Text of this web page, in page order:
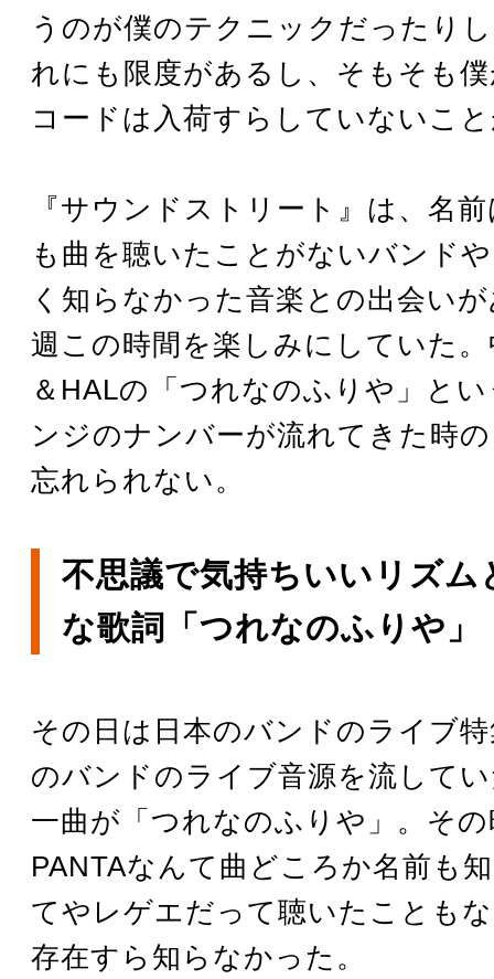
うのが僕のテクニックだったり
れにも限度があるし、そもそも
コードは入荷すらしていないこ
『サウンドストリート』は、名
も曲を聴いたことがないバンド
く知らなかった音楽との出会い
週この時間を楽しみにしていた
＆HALの「つれなのふりや」と
ンジのナンバーが流れてきた時
忘れられない。
不思議で気持ちいいリズム
な歌詞「つれなのふりや」
その日は日本のバンドのライブ
のバンドのライブ音源を流して
一曲が「つれなのふりや」。そ
PANTAなんて曲どころか名前も
てやレゲエだって聴いたことも
存在すら知らなかった。